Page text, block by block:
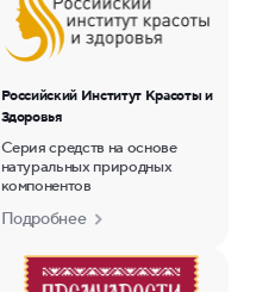
Российский Институт Красоты и
Здоровья
Серия средств на основе
натуральных природных
компонентов
Подробнее